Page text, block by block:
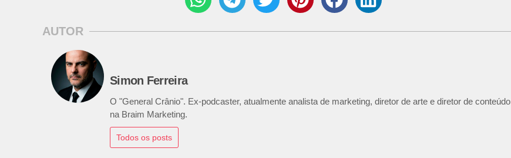
AUTOR
Simon Ferreira
O "General Crânio". Ex-podcaster, atualmente analista de marketing, diretor de arte e diretor de conteúdo
na Braim Marketing.
Todos os posts